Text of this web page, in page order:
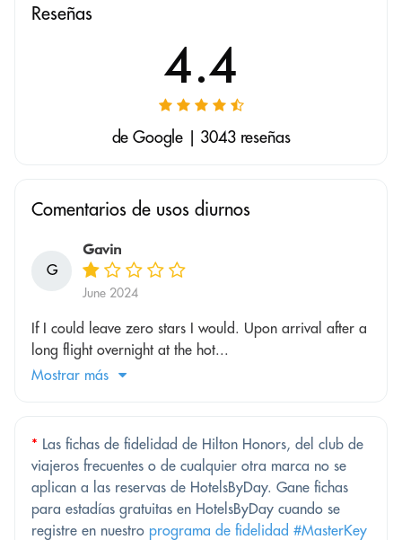
Reseñas
4.4
de Google | 3043 reseñas
Comentarios de usos diurnos
G
Gavin
June 2024
If I could leave zero stars I would. Upon arrival after a
long flight overnight at the hot...
Mostrar más
* Las fichas de fidelidad de Hilton Honors, del club de
viajeros frecuentes o de cualquier otra marca no se
aplican a las reservas de HotelsByDay. Gane fichas
para estadías gratuitas en HotelsByDay cuando se
registre en nuestro programa de fidelidad #MasterKey